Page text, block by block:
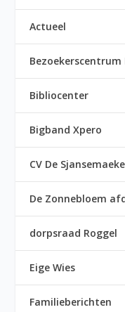
Actueel
Bezoekerscentrum
Bibliocenter
Bigband Xpero
CV De
De Zonnebloem
dorpsraad Roggel
Eige Wies
Familieberichten